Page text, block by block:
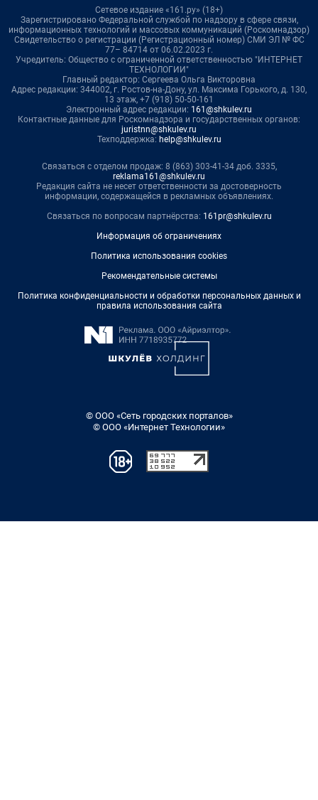
Сетевое издание «161.ру» (18+)
Зарегистрировано Федеральной службой по надзору в сфере связи,
информационных технологий и массовых коммуникаций (Роскомнадзор)
Свидетельство о регистрации (Регистрационный номер) СМИ ЭЛ № ФС
77– 84714 от 06.02.2023 г.
Учредитель: Общество с ограниченной ответственностью "ИНТЕРНЕТ
ТЕХНОЛОГИИ"
Главный редактор: Сергеева Ольга Викторовна
Адрес редакции: 344002, г. Ростов-на-Дону, ул. Максима Горького, д. 130,
13 этаж, +7 (918) 50-50-161
Электронный адрес редакции: 161@shkulev.ru
Контактные данные для Роскомнадзора и государственных органов:
juristnn@shkulev.ru
Техподдержка: help@shkulev.ru
Связаться с отделом продаж: 8 (863) 303-41-34 доб. 3335,
reklama161@shkulev.ru
Редакция сайта не несет ответственности за достоверность
информации, содержащейся в рекламных объявлениях.
Связаться по вопросам партнёрства: 161pr@shkulev.ru
Информация об ограничениях
Политика использования cookies
Рекомендательные системы
Политика конфиденциальности и обработки персональных данных и
правила использования сайта
© ООО «Сеть городских порталов»
© ООО «Интернет Технологии»